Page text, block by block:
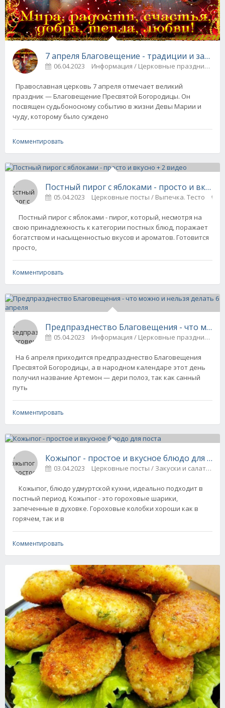
7 апреля Благовещение - традиции и
06.04.2023 Информация / Церковные праздники
Православная церковь 7 апреля отмечает великий
праздник — Благовещение Пресвятой Богородицы. Он
посвящен судьбоносному событию в жизни Девы Марии и
чуду, которому было суждено
Комментировать
Постный пирог с яблоками - просто и
05.04.2023 Церковные посты / Выпечка. Тесто
Постный пирог с яблоками - пирог, который, несмотря на
свою принадлежность к категории постных блюд, поражает
богатством и насыщенностью вкусов и ароматов. Готовится
просто,
Комментировать
Предпразднество Благовещения - что
05.04.2023 Информация / Церковные праздники
На 6 апреля приходится предпразднество Благовещения
Пресвятой Богородицы, а в народном календаре этот день
получил название Артемон — дери полоз, так как санный
путь
Комментировать
Кожыпог - простое и вкусное блюдо для
03.04.2023 Церковные посты / Закуски и салаты
Кожыпог, блюдо удмуртской кухни, идеально подходит в
постный период. Кожыпог - это гороховые шарики,
запеченные в духовке. Гороховые колобки хороши как в
горячем, так и в
Комментировать